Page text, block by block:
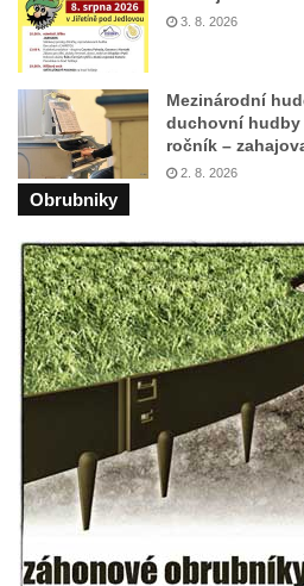
Budějovicích
Socha svatého Vincence
nádvoří kláštera dominikánů v
Budějovicích
Socha svatého Zachariáše na
kláštera dominikánů v Českých
Budějovicích
Socha svatého Josefa na nádvoří
dominikánů v Českých
Socha svaté Anny na nádvoří
dominikánů v Českých
Socha svatého Dominika na
kláštera dominikánů v Českých
Budějovicích
Sousoší Kalvárie před klášterem
dominikánů u Piaristického
Českých Budějovicích
Socha svatého Václava u pramene
3. 8. 2026
Mezinárodní
duchovní hudby
ročník –
2. 8. 2026
Obrubniky